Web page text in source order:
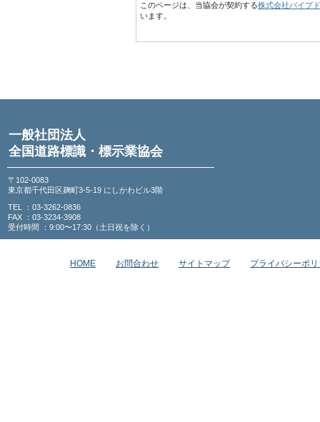
このページは、当協会が契約する株式会社パイプ
います。
一般社団法人
全国道路標識・標示業協会
〒102-0083
東京都千代田区麹町3-5-19 にしかわビル3階
TEL ：03-3262-0836
FAX ：03-3234-3908
受付時間 ：9:00〜17:30（土日祝を除く）
HOME お問合わせ サイトマップ プライバシーポ